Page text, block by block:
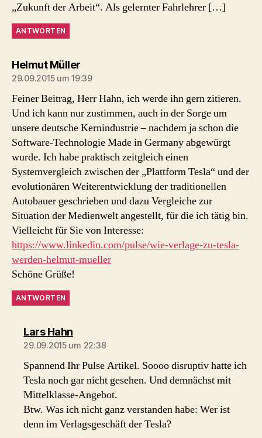
„Zukunft der Arbeit“. Als gelernter Fahrlehrer […]
ANTWORTEN
Helmut Müllersagt:
29.09.2015 um 19:39
Feiner Beitrag, Herr Hahn, ich werde ihn gern zitieren.
Und ich kann nur zustimmen, auch in der Sorge um
unsere deutsche Kernindustrie – nachdem ja schon die
Software-Technologie Made in Germany abgewürgt
wurde. Ich habe praktisch zeitgleich einen
Systemvergleich zwischen der „Plattform Tesla“ und der
evolutionären Weiterentwicklung der traditionellen
Autobauer geschrieben und dazu Vergleiche zur
Situation der Medienwelt angestellt, für die ich tätig bin.
Vielleicht für Sie von Interesse:
https://www.linkedin.com/pulse/wie-verlage-zu-tesla-
werden-helmut-mueller
Schöne Grüße!
ANTWORTEN
Lars Hahnsagt:
29.09.2015 um 22:38
Spannend Ihr Pulse Artikel. Soooo disruptiv hatte ich
Tesla noch gar nicht gesehen. Und demnächst mit
Mittelklasse-Angebot.
Btw. Was ich nicht ganz verstanden habe: Wer ist
denn im Verlagsgeschäft der Tesla?